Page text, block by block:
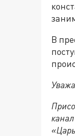
В
канал